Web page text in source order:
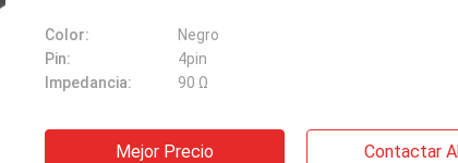
Color:
Negro
Pin:
4pin
Impedancia:
90 Ω
Mejor Precio Contactar